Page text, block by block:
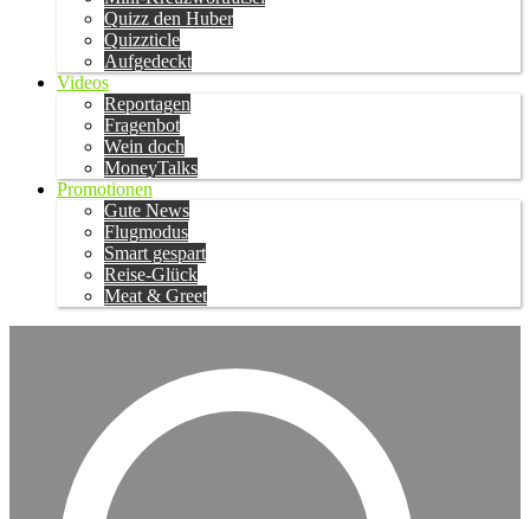
Quizz den Huber
Quizzticle
Aufgedeckt
Videos
Reportagen
Fragenbot
Wein doch
MoneyTalks
Promotionen
Gute News
Flugmodus
Smart gespart
Reise-Glück
Meat & Greet